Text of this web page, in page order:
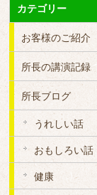
カテゴリー
お客様のご紹介
所長の講演記録
所長ブログ
うれしい話
おもしろい話
健康